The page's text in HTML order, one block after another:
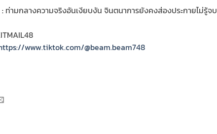
ท่ามกลางความจริงอันเงียบงัน จินตนาการยังคงส่องประกายไม่รู้จบ
www.tiktok.com/@beam.beam748